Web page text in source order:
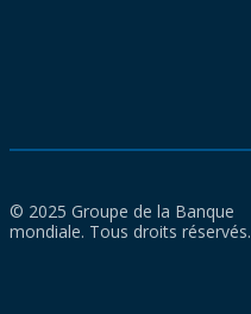
© 2025 Groupe de la Banque
mondiale. Tous droits réservés.